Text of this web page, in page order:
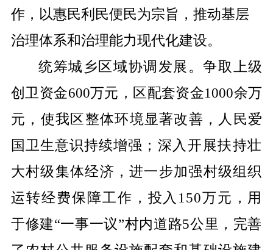
作，以惠民利民便民为宗旨，推动基层
治理体系和治理能力现代化建设。
统筹城乡区域协调发展。争取上级
创卫资金600万元，区配套资金1000余万
元，使我区整体环境显著改善，人民爱
国卫生意识持续增强 ；深入开展扶持壮
大村级集体经济，进一步加强村级组织
运转经费保障工作，投入 150万元，用
于修建“一事一议”村内道路5公里，完善